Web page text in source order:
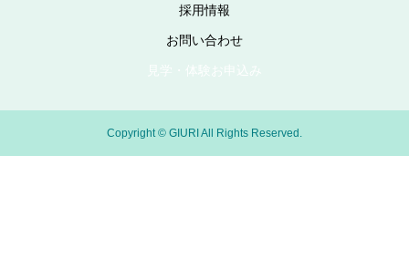
採用情報
お問い合わせ
見学・体験お申込み
Copyright © GIURI All Rights Reserved.